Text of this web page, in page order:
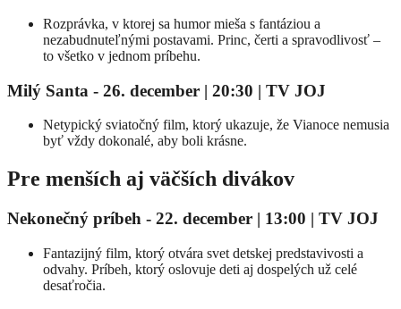
Rozprávka, v ktorej sa humor mieša s fantáziou a
nezabudnuteľnými postavami. Princ, čerti a spravodlivosť –
to všetko v jednom príbehu.
Milý Santa - 26. december | 20:30 | TV JOJ
Netypický sviatočný film, ktorý ukazuje, že Vianoce nemusia
byť vždy dokonalé, aby boli krásne.
Pre menších aj väčších divákov
Nekonečný príbeh - 22. december | 13:00 | TV JOJ
Fantazijný film, ktorý otvára svet detskej predstavivosti a
odvahy. Príbeh, ktorý oslovuje deti aj dospelých už celé
desaťročia.